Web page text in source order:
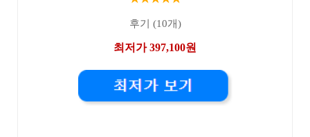
후기 (10개)
최저가 397,100원